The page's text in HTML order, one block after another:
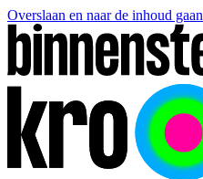
Overslaan en naar de inhoud gaan